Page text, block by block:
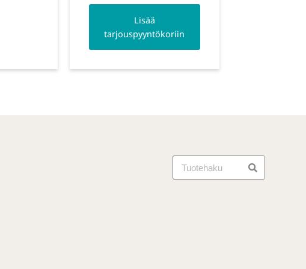
Lisää
tarjouspyyntökoriin